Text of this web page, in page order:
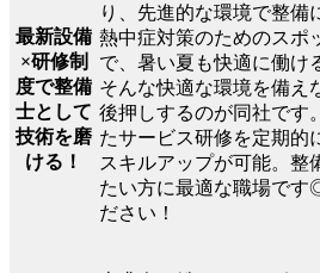
最新設備
×研修制
度で整備
士として
技術を磨
ける！
り、先進的な環境で整備
熱中症対策のためのスポ
で、暑い夏も快適に働
そんな快適な環境を備え
後押しするのが同社です
たサービス研修を定期的
スキルアップが可能。整
たい方に最適な職場です
ださい！